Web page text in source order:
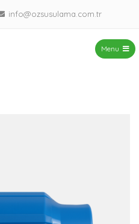
info@ozsusulama.com.tr
Menu